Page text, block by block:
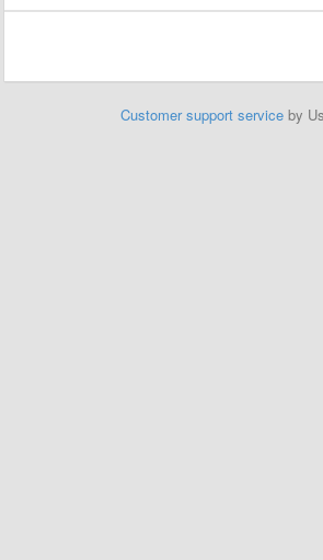
Customer support service by